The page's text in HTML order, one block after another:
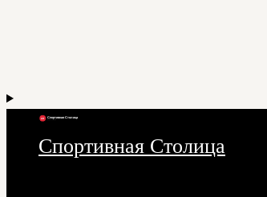
Спортивная Столица